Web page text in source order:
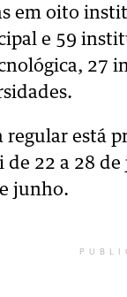
em oito
e 59
27
regular está
22 a 28
junho.